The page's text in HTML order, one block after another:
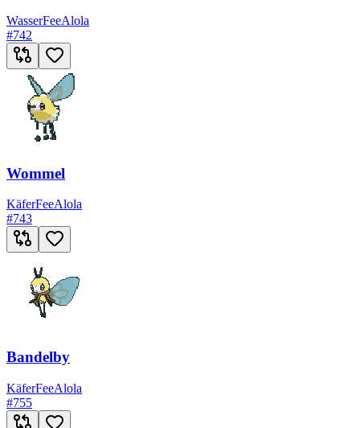
WasserFeeAlola
#742
Wommel
KäferFeeAlola
#743
Bandelby
KäferFeeAlola
#755